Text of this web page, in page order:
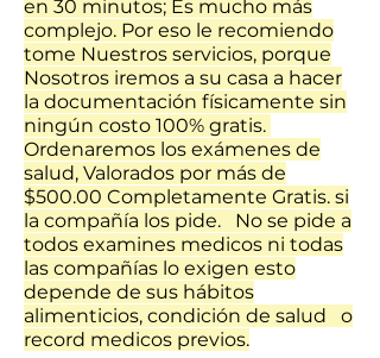
en 30 minutos; Es mucho más
complejo. Por eso le recomiendo
tome Nuestros servicios, porque
Nosotros iremos a su casa a hacer
la documentación físicamente sin
ningún costo 100% gratis.
Ordenaremos los exámenes de
salud, Valorados por más de
$500.00 Completamente Gratis. si
la compañía los pide. No se pide a
todos examines medicos ni todas
las compañías lo exigen esto
depende de sus hábitos
alimenticios, condición de salud o
record medicos previos.